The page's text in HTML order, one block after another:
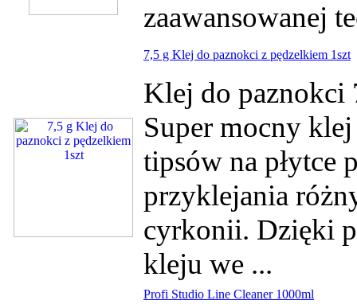
zaawansowanej
7,5 g Klej do paznokci z pędzelkiem 1szt
Klej do paznokci
Super mocny
tipsów na płytce
przyklejania
cyrkonii. Dzięki
kleju we ...
Profi Studio Line Cleaner 1000ml